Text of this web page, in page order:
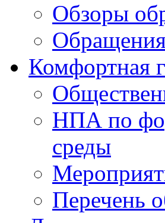
Обзоры
Комфортная
НПА по
среды
Перечень